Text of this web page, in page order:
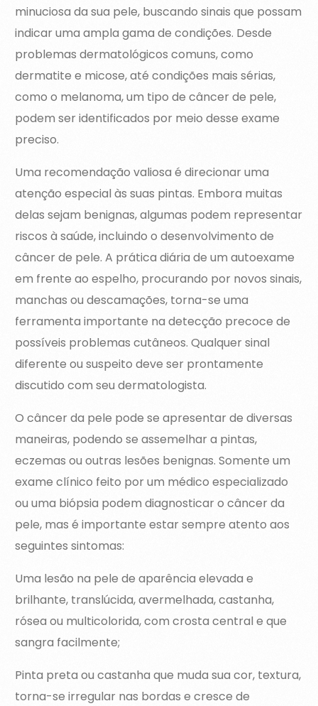
minuciosa da sua pele, buscando sinais que possam
indicar uma ampla gama de condições. Desde
problemas dermatológicos comuns, como
dermatite e micose, até condições mais sérias,
como o melanoma, um tipo de câncer de pele,
podem ser identificados por meio desse exame
preciso.
Uma recomendação valiosa é direcionar uma
atenção especial às suas pintas. Embora muitas
delas sejam benignas, algumas podem representar
riscos à saúde, incluindo o desenvolvimento de
câncer de pele. A prática diária de um autoexame
em frente ao espelho, procurando por novos sinais,
manchas ou descamações, torna-se uma
ferramenta importante na detecção precoce de
possíveis problemas cutâneos. Qualquer sinal
diferente ou suspeito deve ser prontamente
discutido com seu dermatologista.
O câncer da pele pode se apresentar de diversas
maneiras, podendo se assemelhar a pintas,
eczemas ou outras lesões benignas. Somente um
exame clínico feito por um médico especializado
ou uma biópsia podem diagnosticar o câncer da
pele, mas é importante estar sempre atento aos
seguintes sintomas:
Uma lesão na pele de aparência elevada e
brilhante, translúcida, avermelhada, castanha,
rósea ou multicolorida, com crosta central e que
sangra facilmente;
Pinta preta ou castanha que muda sua cor, textura,
torna-se irregular nas bordas e cresce de